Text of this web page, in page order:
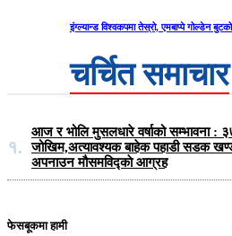
इंग्ल्यान्ड विश्वकपमा तेस्रो, एमबाप्पे गोल्डेन बुटको
चर्चित समाचार
१.
आज र भोलि मुसलधारे वर्षाको सम्भावना :
जोखिम,अत्यावश्यक बाहेक पहाडी सडक
अपनाउन मौसमविद्काे आग्रह
फेसबूकमा हामी